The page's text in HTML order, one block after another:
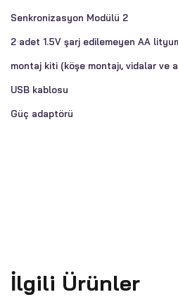
Senkronizasyon Modülü 2
2 adet 1.5V şarj edilemeyen AA
montaj kiti (köşe montajı, vidalar ve
USB kablosu
Güç adaptörü
İlgili Ürünler